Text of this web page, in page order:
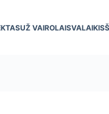
UŽ VAIROLAISVALAIKIS